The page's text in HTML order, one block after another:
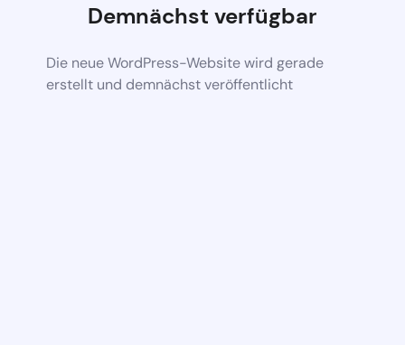
Demnächst verfügbar
Die neue WordPress-Website wird gerade
erstellt und demnächst veröffentlicht